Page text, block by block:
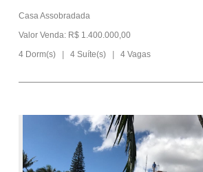
Casa Assobradada
Valor Venda: R$ 1.400.000,00
4 Dorm(s)
4 Suíte(s) 4 Vagas